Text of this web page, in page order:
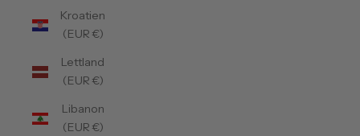
Kroatien
(EUR €)
Lettland
(EUR €)
Libanon
(EUR €)